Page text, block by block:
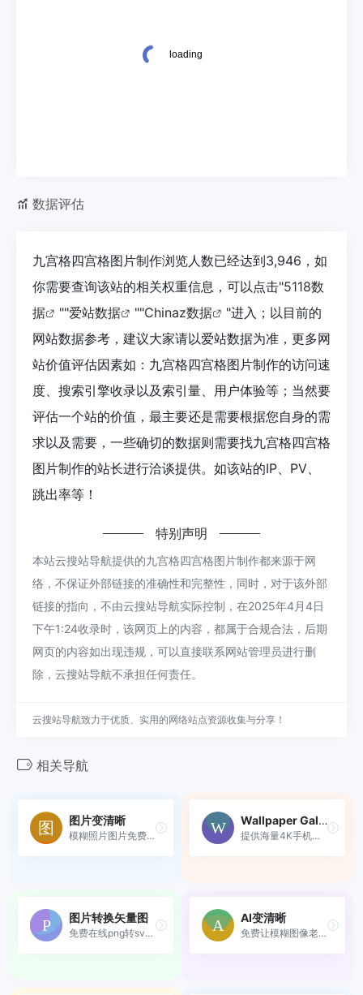
数据评估
九宫格四宫格图片制作浏览人数已经达到3,946，如
你需要查询该站的相关权重信息，可以点击"5118数
据
""爱站数据 ""Chinaz数据
"进入；以目前的
网站数据参考，建议大家请以爱站数据为准，更多网
站价值评估因素如：九宫格四宫格图片制作的访问速
度、搜索引擎收录以及索引量、用户体验等；当然要
评估一个站的价值，最主要还是需要根据您自身的需
求以及需要，一些确切的数据则需要找九宫格四宫格
图片制作的站长进行洽谈提供。如该站的IP、PV、
跳出率等！
特别声明
本站云搜站导航提供的九宫格四宫格图片制作都来源于网
络，不保证外部链接的准确性和完整性，同时，对于该外部
链接的指向，不由云搜站导航实际控制，在2025年4月4日
下午1:24收录时，该网页上的内容，都属于合规合法，后期
网页的内容如出现违规，可以直接联系网站管理员进行删
除，云搜站导航不承担任何责任。
云搜站导航致力于优质、实用的网络站点资源收集与分享！
相关导航
图片变清晰
模糊照片图片免费在线转成变...
Wallpaper Gallery
提供海量4K手机壁纸与高清图片，打造极致视觉体验。
图片转换矢量图
免费在线png转svg工具
AI变清晰
免费让模糊图像老照片一键变...